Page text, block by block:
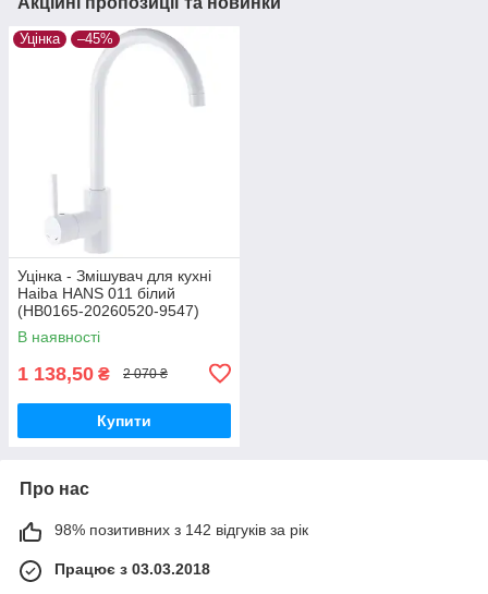
Уцінка –45%
Уцінка - Змішувач для кухні
Haiba HANS 011 білий
(HB0165-20260520-9547)
В наявності
1 138,50 ₴ 2 070 ₴
Купити
Про нас
98% позитивних з 142 відгуків за рік
Працює з 03.03.2018